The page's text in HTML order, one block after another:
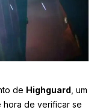
de Highguard , um
hora de verificar se